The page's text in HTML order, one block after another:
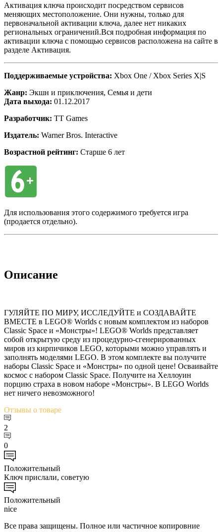
Активация ключа происходит посредством сервисов
меняющих местоположение. Они нужны, только для
первоначальной активации ключа, далее нет никаких
региональных ограничений.Вся подробная информация по
активации ключа с помощью сервисов расположена на сайте в
разделе Активация.
Поддерживаемые устройства: Xbox One / Xbox Series X|S
Жанр: Экшн и приключения, Семья и дети
Дата выхода: 01.12.2017
Разработчик: TT Games
Издатель: Warner Bros. Interactive
Возрастной рейтинг: Старше 6 лет
Для использования этого содержимого требуется игра
(продается отдельно).
Описание
ГУЛЯЙТЕ ПО МИРУ, ИССЛЕДУЙТЕ и СОЗДАВАЙТЕ
ВМЕСТЕ в LEGO® Worlds с новым комплектом из наборов
Classic Space и «Монстры»! LEGO® Worlds представляет
собой открытую среду из процедурно-сгенерированных
миров из кирпичиков LEGO, которыми можно управлять и
заполнять моделями LEGO. В этом комплекте вы получите
наборы Classic Space и «Монстры» по одной цене! Осваивайте
космос с набором Classic Space. Получите на Хеллоуин
порцию страха в новом наборе «Монстры». В LEGO Worlds
нет ничего невозможного!
Отзывы о товаре
2
0
Положительный
Ключ прислали, советую
Положительный
nice
Все права защищены. Полное или частичное копировние